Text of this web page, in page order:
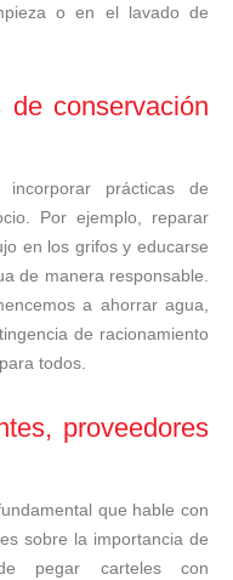
o en el lavado de
conservación
prácticas de
Por ejemplo, reparar
en los grifos y educarse
de manera responsable.
a ahorrar agua,
de racionamiento
todos.
proveedores
que hable con
sobre la importancia de
pegar carteles con